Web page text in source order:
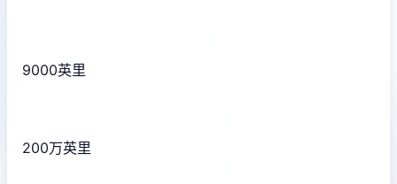
9000英里
200万英里